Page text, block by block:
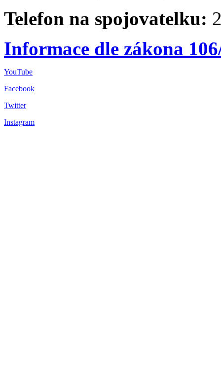
Telefon na spojovatelku:
Informace dle zákona
YouTube
Facebook
Twitter
Instagram